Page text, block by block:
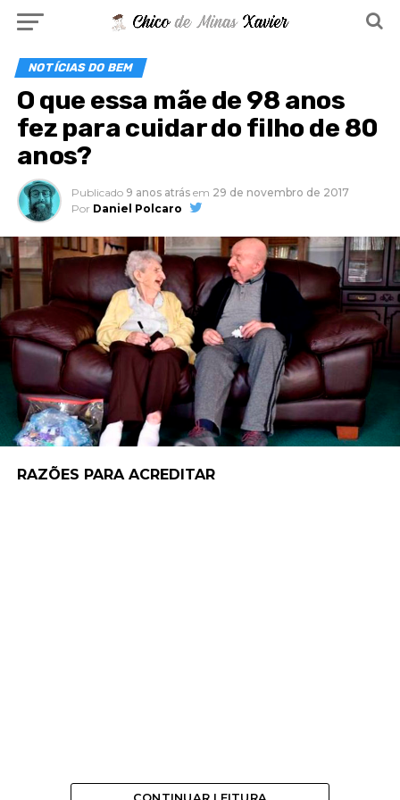
NOTÍCIAS DO BEM
O que essa mãe de 98 anos
fez para cuidar do filho de 80
anos?
Publicado 9 anos atrás em 29 de novembro de 2017
Por Daniel Polcaro
RAZÕES PARA ACREDITAR